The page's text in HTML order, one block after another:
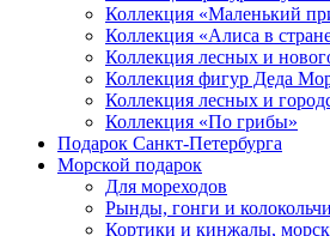
Коллекция «Маленький
Коллекция «Алиса в
Коллекция лесных и
Коллекция фигур Деда
Коллекция лесных и
Коллекция «По грибы»
Подарок Санкт-Петербурга
Морской подарок
Для мореходов
Рынды, гонги и
Кортики и кинжалы,